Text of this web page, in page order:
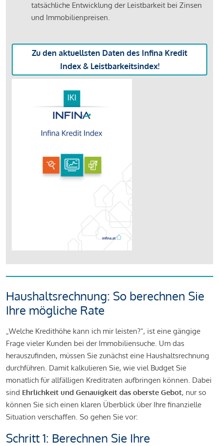
tatsächliche Entwicklung der Leistbarkeit bei Zinsen
und Immobilienpreisen.
Zu den aktuellsten Daten des Infina Kredit
Index & Leistbarkeitsindex!
Haushaltsrechnung: So berechnen Sie
Ihre mögliche Rate
„Welche Kredithöhe kann ich mir leisten?“, ist eine gängige
Frage vieler Kunden bei der Immobiliensuche. Um das
herauszufinden, müssen Sie zunächst eine Haushaltsrechnung
durchführen. Damit kalkulieren Sie, wie viel Budget Sie
monatlich für allfälligen Kreditraten aufbringen können. Dabei
sind Ehrlichkeit und Genauigkeit das oberste Gebot, nur so
können Sie sich einen klaren Überblick über Ihre finanzielle
Situation verschaffen. So gehen Sie vor:
Schritt 1: Berechnen Sie Ihre